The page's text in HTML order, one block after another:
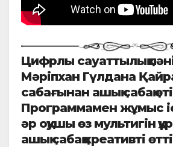
Цифрлы сауаттылық
Мәріпхан Гүлдана
сабағынан ашық сабақ
Программамен жұмыс
әр оқушы өз мультигін
ашық сабақ креативті